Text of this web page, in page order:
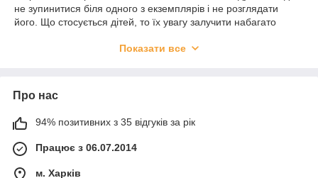
не зупинитися біля одного з екземплярів і не розглядати
його. Що стосується дітей, то їх увагу залучити набагато
уявити іграшкову коробку дівчинки сьогодні. Купити ляльку
персонажі, які мають свою історію. Легенда свідчить,
підлітків, які є дітьми відомих казкових персонажів. Вони
своєї долі. В залежності від їх вирішення ляльок ділять
Показати все
Про нас
94% позитивних з 35 відгуків за рік
Працює з 06.07.2014
м. Харків